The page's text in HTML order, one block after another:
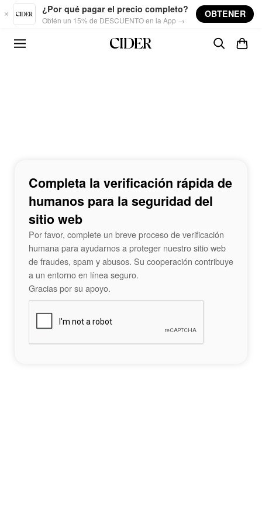
Skip to main content
¿Por qué pagar el precio completo?
Obtén un 15% de DESCUENTO en la App →
OBTENER
Completa la verificación rápida de
humanos para la seguridad del
sitio web
Por favor, complete un breve proceso de verificación
humana para ayudarnos a proteger nuestro sitio web
de fraudes, spam y abusos. Su cooperación contribuye
a un entorno en línea seguro.
Gracias por su apoyo.